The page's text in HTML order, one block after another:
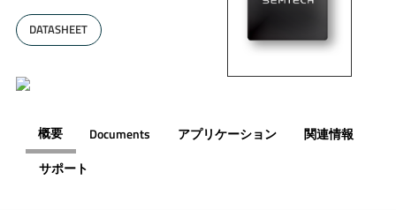
DATASHEET
概要 Documents アプリケーション
関連情報
サポート